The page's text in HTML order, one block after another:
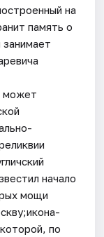
на
память о
может
начало
мощи
по